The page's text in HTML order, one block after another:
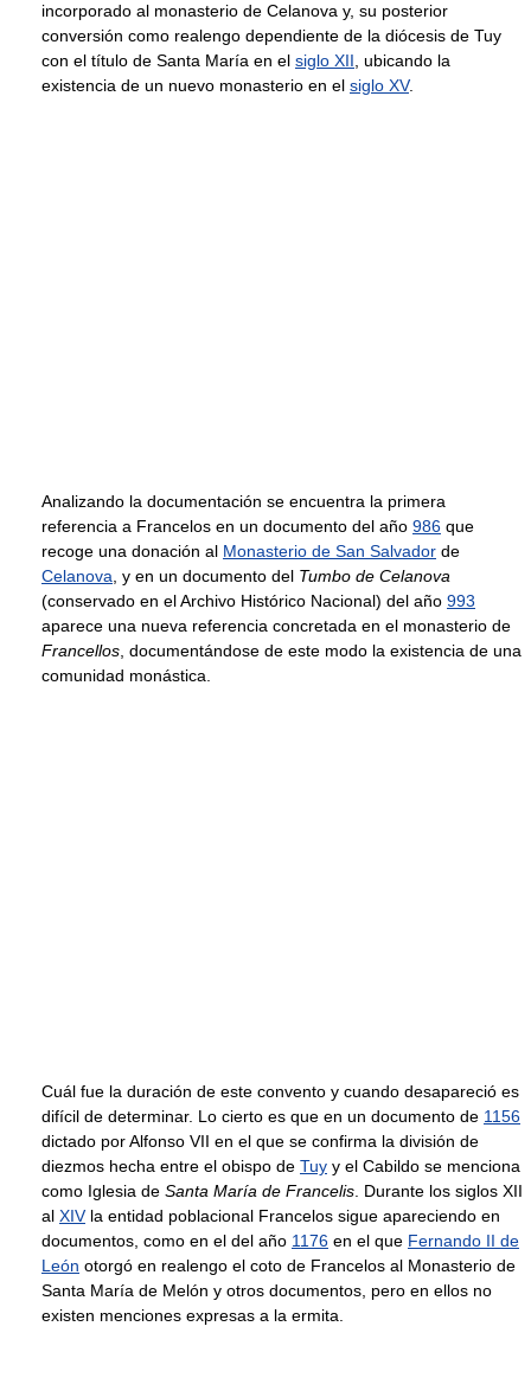
incorporado al monasterio de Celanova y, su posterior
conversión como realengo dependiente de la diócesis de Tuy
con el título de Santa María en el siglo XII, ubicando la
existencia de un nuevo monasterio en el siglo XV.
Analizando la documentación se encuentra la primera
referencia a Francelos en un documento del año 986 que
recoge una donación al Monasterio de San Salvador de
Celanova, y en un documento del Tumbo de Celanova
(conservado en el Archivo Histórico Nacional) del año 993
aparece una nueva referencia concretada en el monasterio de
Francellos, documentándose de este modo la existencia de una
comunidad monástica.
Cuál fue la duración de este convento y cuando desapareció es
difícil de determinar. Lo cierto es que en un documento de 1156
dictado por Alfonso VII en el que se confirma la división de
diezmos hecha entre el obispo de Tuy y el Cabildo se menciona
como Iglesia de Santa María de Francelis. Durante los siglos XII
al XIVla entidad poblacional Francelos sigue apareciendo en
documentos, como en el del año 1176 en el que Fernando II de
León otorgó en realengo el coto de Francelos al Monasterio de
Santa María de Melón y otros documentos, pero en ellos no
existen menciones expresas a la ermita.